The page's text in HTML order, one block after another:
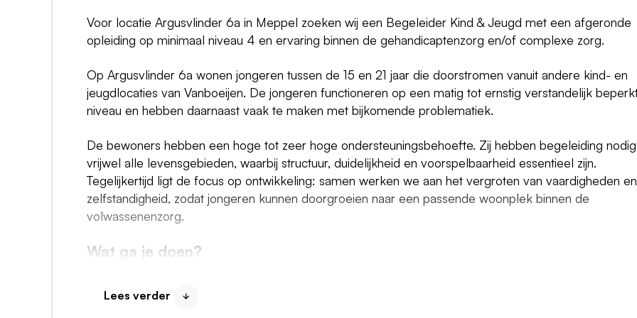
Voor locatie Argusvlinder 6a in Meppel zoeken wij een Begeleider Kind & Jeugd met een afgeronde
opleiding op minimaal niveau 4 en ervaring binnen de gehandicaptenzorg en/of complexe zorg.
Op Argusvlinder 6a wonen jongeren tussen de 15 en 21 jaar die doorstromen vanuit andere kind- en
jeugdlocaties van Vanboeijen. De jongeren functioneren op een matig tot ernstig verstandelijk
niveau en hebben daarnaast vaak te maken met bijkomende problematiek.
De bewoners hebben een hoge tot zeer hoge ondersteuningsbehoefte. Zij hebben begeleiding
vrijwel alle levensgebieden, waarbij structuur, duidelijkheid en voorspelbaarheid essentieel zijn.
Tegelijkertijd ligt de focus op ontwikkeling: samen werken we aan het vergroten van vaardigheden en
zelfstandigheid, zodat jongeren kunnen doorgroeien naar een passende woonplek binnen de
volwassenenzorg.
Wat ga je doen?
Je biedt nabijheid, duidelijkheid en structuur en helpt de jongeren bij het vergroten van hun
Lees verder